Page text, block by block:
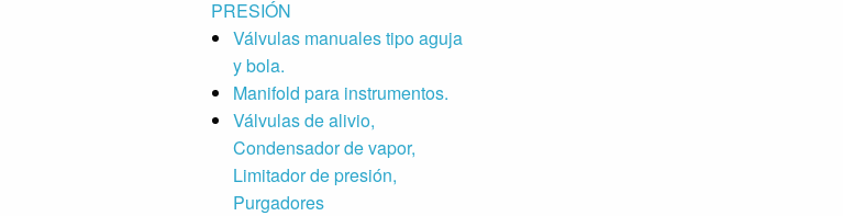
PRESIÓN
Válvulas manuales tipo aguja
y bola.
Manifold para instrumentos.
Válvulas de alivio,
Condensador de vapor,
Limitador de presión,
Purgadores